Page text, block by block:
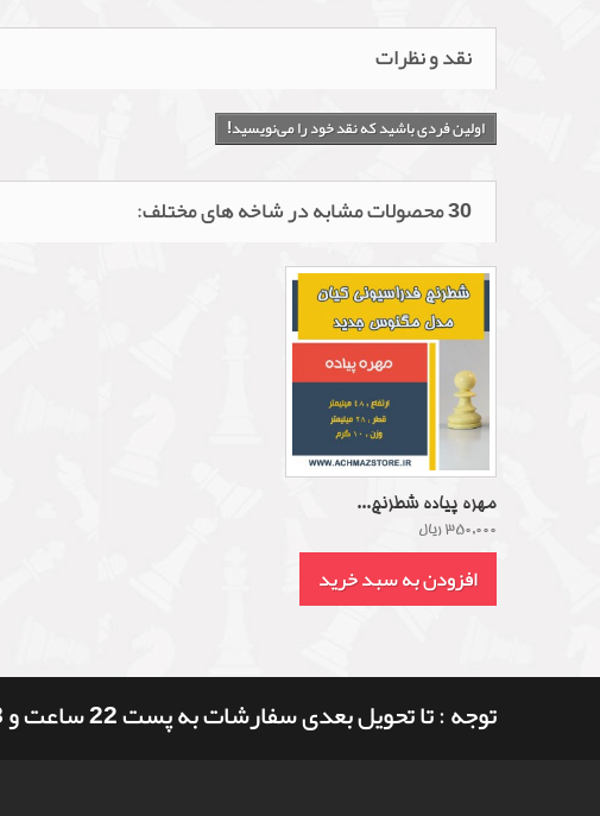
نقد و نظرات
اولین فردی باشید که نقد خود را می‌نویسید!
30 محصولات مشابه در شاخه های مختلف:
مهره پیاده شطرنج...
350,000 ریال
افزودن به سبد خرید
توجه : تا تحویل بعدی سفارشات به پست 22 ساعت و 18 دقیقه وقت دارید